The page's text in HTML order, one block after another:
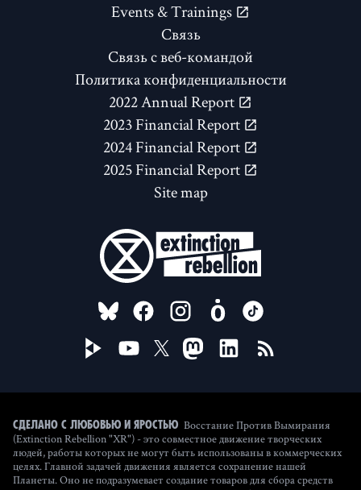
Events & Trainings
Связь
Связь с веб-командой
Политика конфиденциальности
2022 Annual Report
2023 Financial Report
2024 Financial Report
2025 Financial Report
Site map
FOLLOW US ON
Сделано с любовью и яростью Восстание Против Вымирания
(Extinction Rebellion "XR") - это совместное движение творческих
людей, работы которых не могут быть использованы в коммерческих
целях. Главной задачей движения является сохранение нашей
Планеты. Оно не подразумевает создание товаров для сбора средств